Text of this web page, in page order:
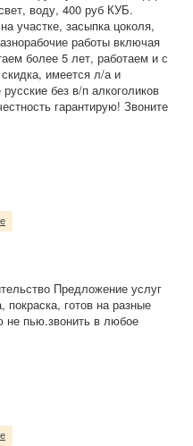
воду, 400 руб КУБ.
участке, засыпка цоколя,
работы включая
более 5 лет, работаем и с
имеется л/а и
без в/п алкоголиков
гарантирую! Звоните
Предложение услуг
готов на разные
пью.звонить в любое